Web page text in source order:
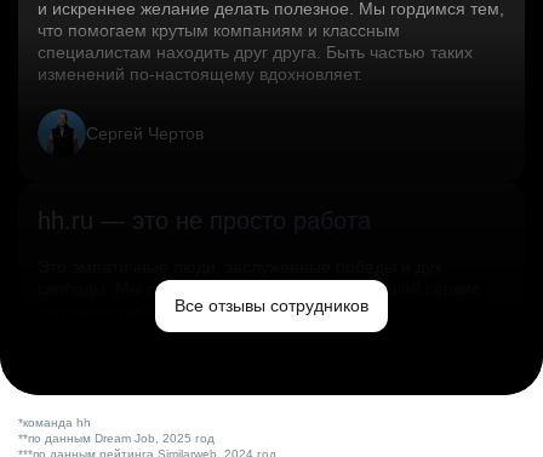
и искреннее желание делать полезное. Мы гордимся тем,
что помогаем крутым компаниям и классным
специалистам находить друг друга. Быть частью таких
изменений по‑настоящему вдохновляет.
Сергей Чертов
hh.ru — это не просто работа
свободы. Мы помогаем миру и создаём лучший сервис
по поиску работы в стране.Все отзывы сотрудников
*команда hh
**по данным Dream Job, 2025 год
***по данным рейтинга Similarweb, 2024 год